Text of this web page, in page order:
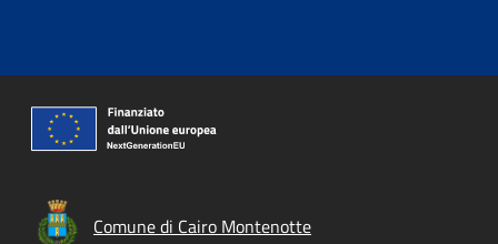
Comune di Cairo Montenotte